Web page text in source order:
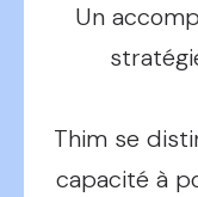
Un
Thim se
capacité à